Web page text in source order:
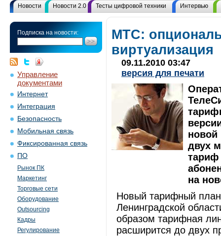
Новости Новости 2.0 Тесты цифровой техники Интервью
Подписка на новости:
Управление
документами
Интернет
Интеграция
Безопасность
Мобильная связь
Фиксированная связь
ПО
Рынок ПК
Маркетинг
Торговые сети
Оборудование
Outsourcing
Кадры
Регулирование
МТС:
виртуализация
09.11.2010 03:47
версия для печати
новой
двух
тариф
на
Новый тарифный план
Ленинградской
образом тарифная
расширится до двух